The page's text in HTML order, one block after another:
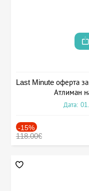
Last Minute оферта
Атлиман
Дата:
-15%
118.00€